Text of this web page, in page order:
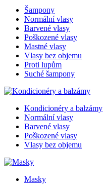
Šampony
Normální vlasy
Barvené vlasy
Poškozené vlasy
Mastné vlasy
Vlasy bez objemu
Proti lupům
Suché šampony
Kondicionéry a balzámy
Normální vlasy
Barvené vlasy
Poškozené vlasy
Vlasy bez objemu
Masky